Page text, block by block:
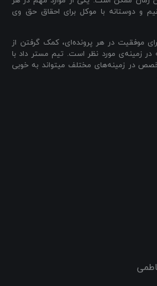
و دوستانه با موکل برای احقاق حق وی
برای موفقیت در هر پرونده‌ای، کمک گرفتن از
زمینه‌ی مورد نظر است. تیم مستر داد با
در زمینه‌های مختلف میتواند به خوبی